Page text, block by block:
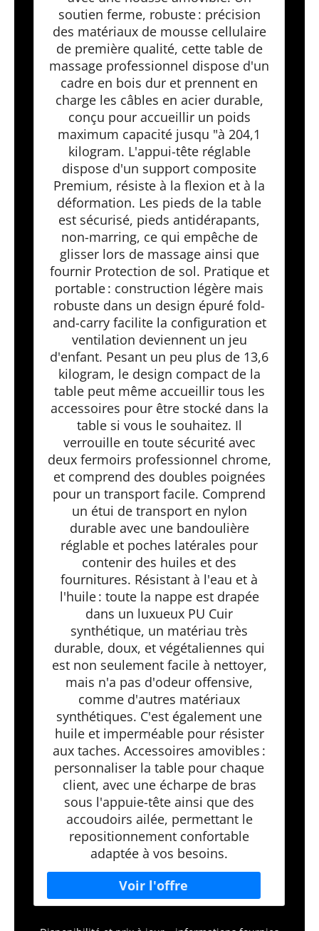
soutien ferme, robuste : précision
des matériaux de mousse cellulaire
de première qualité, cette table de
massage professionnel dispose d'un
cadre en bois dur et prennent en
charge les câbles en acier durable,
conçu pour accueillir un poids
maximum capacité jusqu "à 204,1
kilogram. L'appui-tête réglable
dispose d'un support composite
Premium, résiste à la flexion et à la
déformation. Les pieds de la table
est sécurisé, pieds antidérapants,
non-marring, ce qui empêche de
glisser lors de massage ainsi que
fournir Protection de sol. Pratique et
portable : construction légère mais
robuste dans un design épuré fold-
and-carry facilite la configuration et
ventilation deviennent un jeu
d'enfant. Pesant un peu plus de 13,6
kilogram, le design compact de la
table peut même accueillir tous les
accessoires pour être stocké dans la
table si vous le souhaitez. Il
verrouille en toute sécurité avec
deux fermoirs professionnel chrome,
et comprend des doubles poignées
pour un transport facile. Comprend
un étui de transport en nylon
durable avec une bandoulière
réglable et poches latérales pour
contenir des huiles et des
fournitures. Résistant à l'eau et à
l'huile : toute la nappe est drapée
dans un luxueux PU Cuir
synthétique, un matériau très
durable, doux, et végétaliennes qui
est non seulement facile à nettoyer,
mais n'a pas d'odeur offensive,
comme d'autres matériaux
synthétiques. C'est également une
huile et imperméable pour résister
aux taches. Accessoires amovibles :
personnaliser la table pour chaque
client, avec une écharpe de bras
sous l'appuie-tête ainsi que des
accoudoirs ailée, permettant le
repositionnement confortable
adaptée à vos besoins.